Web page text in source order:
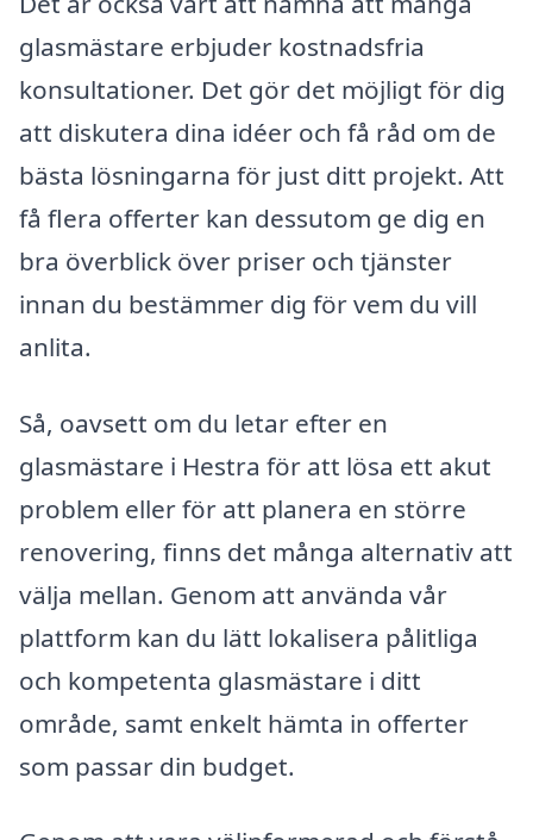
glasmästare erbjuder kostnadsfria
konsultationer. Det gör det möjligt för dig
att diskutera dina idéer och få råd om de
bästa lösningarna för just ditt projekt. Att
få flera offerter kan dessutom ge dig en
bra överblick över priser och tjänster
innan du bestämmer dig för vem du vill
anlita.
Så, oavsett om du letar efter en
glasmästare i Hestra för att lösa ett akut
problem eller för att planera en större
renovering, finns det många alternativ att
välja mellan. Genom att använda vår
plattform kan du lätt lokalisera pålitliga
och kompetenta glasmästare i ditt
område, samt enkelt hämta in offerter
som passar din budget.